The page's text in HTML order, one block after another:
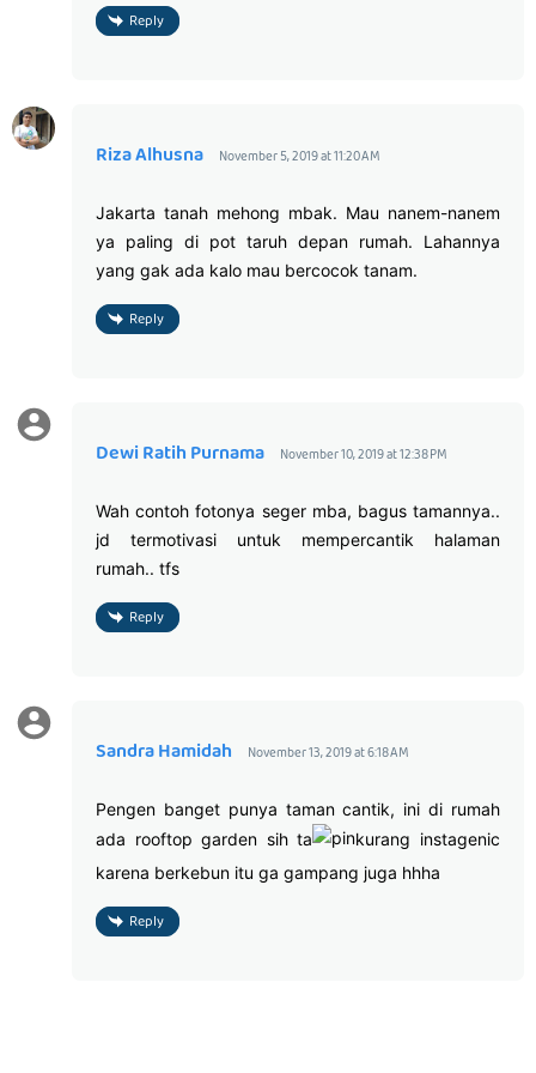
Reply
Riza Alhusna November 5, 2019 at 11:20 AM
Jakarta tanah mehong mbak. Mau nanem-nanem
ya paling di pot taruh depan rumah. Lahannya
yang gak ada kalo mau bercocok tanam.
Reply
Dewi Ratih Purnama November 10, 2019 at 12:38 PM
Wah contoh fotonya seger mba, bagus tamannya..
jd termotivasi untuk mempercantik halaman
rumah.. tfs
Reply
Sandra Hamidah November 13, 2019 at 6:18 AM
Pengen banget punya taman cantik, ini di rumah
ada rooftop garden sih ta
kurang instagenic
karena berkebun itu ga gampang juga hhha
Reply